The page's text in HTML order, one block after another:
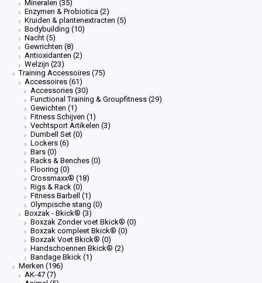
Mineralen(35)
Enzymen & Probiotica(2)
Kruiden & plantenextracten(5)
Bodybuilding(10)
Nacht(5)
Gewrichten(8)
Antioxidanten(2)
Welzijn(23)
Training Accessoires(75)
Accessoires(61)
Accessories(30)
Functional Training & Groupfitness(29)
Gewichten(1)
Fitness Schijven(1)
Vechtsport Artikelen(3)
Dumbell Set(0)
Lockers(6)
Bars(0)
Racks & Benches(0)
Flooring(0)
Crossmaxx®(18)
Rigs & Rack(0)
Fitness Barbell(1)
Olympische stang(0)
Boxzak - Bkick®(3)
Boxzak Zonder voet Bkick®(0)
Boxzak compleet Bkick®(0)
Boxzak Voet Bkick®(0)
Handschoennen Bkick®(2)
Bandage Bkick(1)
Merken(196)
AK-47(7)